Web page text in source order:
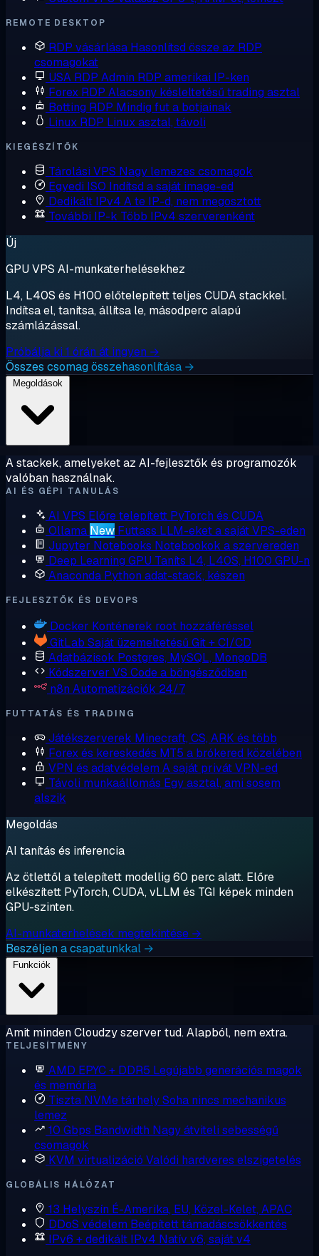
REMOTE DESKTOP
RDP vásárlása Hasonlítsd össze az RDP
csomagokat
USA RDP Admin RDP amerikai IP-ken
Forex RDP Alacsony késleltetésű trading asztal
Botting RDP Mindig fut a botjainak
Linux RDP Linux asztal, távoli
KIEGÉSZÍTŐK
Tárolási VPS Nagy lemezes csomagok
Egyedi ISO Indítsd a saját image-ed
Dedikált IPv4 A te IP-d, nem megosztott
További IP-k Több IPv4 szerverenként
Új
GPU VPS AI-munkaterhelésekhez
L4, L40S és H100 előtelepített teljes CUDA stackkel.
Indítsa el, tanítsa, állítsa le, másodperc alapú
számlázással.
Próbálja ki 1 órán át ingyen →
Összes csomag összehasonlítása →
A stackek, amelyeket az AI-fejlesztők és programozók
valóban használnak.
AI ÉS GÉPI TANULÁS
AI VPS Előre telepített PyTorch és CUDA
Ollama New Futtass LLM-eket a saját VPS-eden
Jupyter Notebooks Notebookok a szervereden
Deep Learning GPU Taníts L4, L40S, H100 GPU-n
Anaconda Python adat-stack, készen
FEJLESZTŐK ÉS DEVOPS
Docker Konténerek root hozzáféréssel
GitLab Saját üzemeltetésű Git + CI/CD
Adatbázisok Postgres, MySQL, MongoDB
Kódszerver VS Code a böngésződben
n8n Automatizációk 24/7
FUTTATÁS ÉS TRADING
Játékszerverek Minecraft, CS, ARK és több
Forex és kereskedés MT5 a brókered közelében
VPN és adatvédelem A saját privát VPN-ed
Távoli munkaállomás Egy asztal, ami sosem
alszik
Megoldás
AI tanítás és inferencia
Az ötlettől a telepített modellig 60 perc alatt. Előre
elkészített PyTorch, CUDA, vLLM és TGI képek minden
GPU-szinten.
AI-munkaterhelések megtekintése →
Beszéljen a csapatunkkal →
Amit minden Cloudzy szerver tud. Alapból, nem extra.
TELJESÍTMÉNY
AMD EPYC + DDR5 Legújabb generációs magok
és memória
Tiszta NVMe tárhelySoha nincs mechanikus
lemez
10 Gbps Bandwidth Nagy átviteli sebességű
csomagok
KVM virtualizáció Valódi hardveres elszigetelés
GLOBÁLIS HÁLÓZAT
13 Helyszín É-Amerika, EU, Közel-Kelet, APAC
DDoS védelem Beépített támadáscsökkentés
IPv6 + dedikált IPv4 Natív v6, saját v4